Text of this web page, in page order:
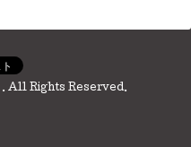
. All Rights Reserved.